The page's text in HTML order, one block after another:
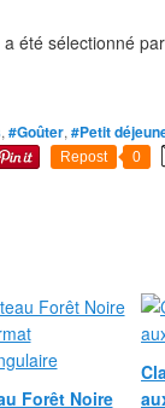
été sélectionné
, #Goûter, #Petit
Repost 0
Forêt Noire